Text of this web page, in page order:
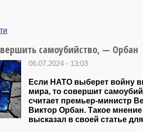
самоубийство, — Орбан
06.07.2024 - 13:03
Если НАТО выберет войну
мира, то совершит
считает премьер-министр
Виктор Орбан. Такое
высказал в своей статье для